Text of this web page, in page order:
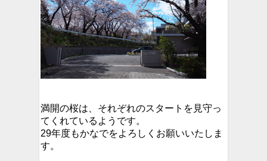
満開の桜は、それぞれのスタートを見守っ
てくれているようです。
29年度もかなでをよろしくお願いいたしま
す。